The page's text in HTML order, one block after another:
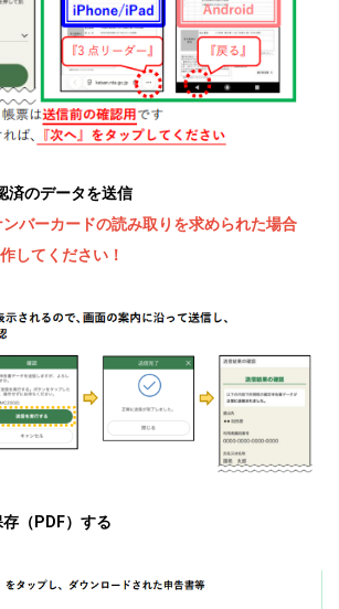
済のデータを送信
バーカードの読み取りを求められた場合
してください！
（PDF）する